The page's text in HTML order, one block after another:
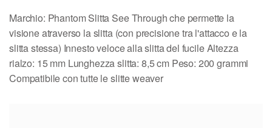
Marchio: Phantom Slitta See Through che permette la
visione atraverso la slitta (con precisione tra l'attacco e la
slitta stessa) Innesto veloce alla slitta del fucile Altezza
rialzo: 15 mm Lunghezza slitta: 8,5 cm Peso: 200 grammi
Compatibile con tutte le slitte weaver